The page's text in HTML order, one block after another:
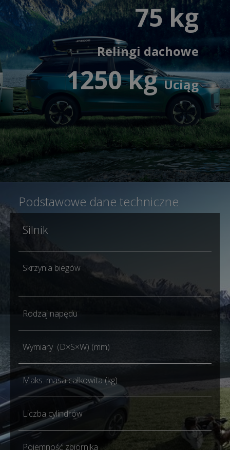
75 kg
Relingi dachowe
1250 kgUciąg
Podstawowe dane techniczne
Silnik
Skrzynia biegów
Rodzaj napędu
Wymiary (D×S×W) (mm)
Maks. masa całkowita (kg)
Liczba cylindrów 4
Pojemność zbiornika
51